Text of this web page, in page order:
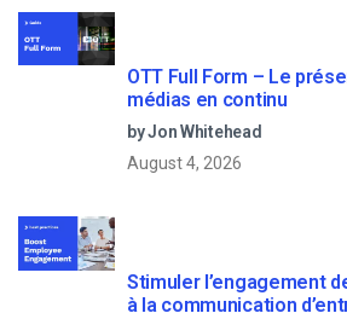
OTT Full Form – Le
médias en continu
by Jon Whitehead
August 4, 2026
Stimuler l’engagement
à la communication